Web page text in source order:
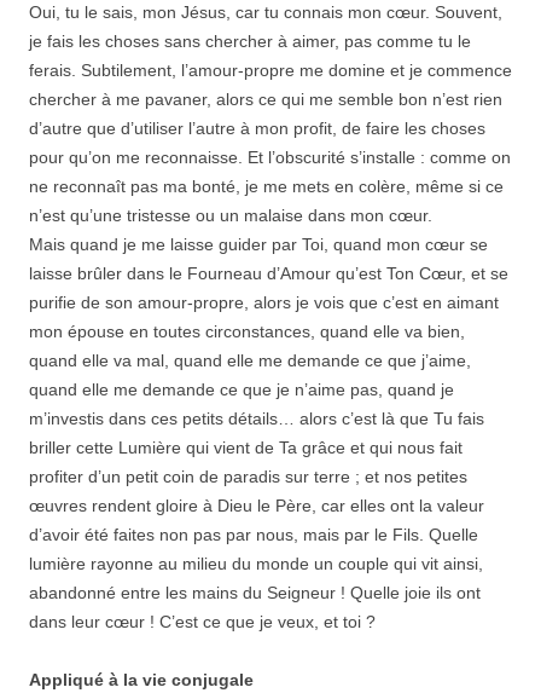
Oui, tu le sais, mon Jésus, car tu connais mon cœur. Souvent,
je fais les choses sans chercher à aimer, pas comme tu le
ferais. Subtilement, l’amour-propre me domine et je commence
chercher à me pavaner, alors ce qui me semble bon n’est rien
d’autre que d’utiliser l’autre à mon profit, de faire les choses
pour qu’on me reconnaisse. Et l’obscurité s’installe : comme on
ne reconnaît pas ma bonté, je me mets en colère, même si ce
n’est qu’une tristesse ou un malaise dans mon cœur.
Mais quand je me laisse guider par Toi, quand mon cœur se
laisse brûler dans le Fourneau d’Amour qu’est Ton Cœur, et se
purifie de son amour-propre, alors je vois que c’est en aimant
mon épouse en toutes circonstances, quand elle va bien,
quand elle va mal, quand elle me demande ce que j’aime,
quand elle me demande ce que je n’aime pas, quand je
m’investis dans ces petits détails… alors c’est là que Tu fais
briller cette Lumière qui vient de Ta grâce et qui nous fait
profiter d’un petit coin de paradis sur terre ; et nos petites
œuvres rendent gloire à Dieu le Père, car elles ont la valeur
d’avoir été faites non pas par nous, mais par le Fils. Quelle
lumière rayonne au milieu du monde un couple qui vit ainsi,
abandonné entre les mains du Seigneur ! Quelle joie ils ont
dans leur cœur ! C’est ce que je veux, et toi ?
Appliqué à la vie conjugale